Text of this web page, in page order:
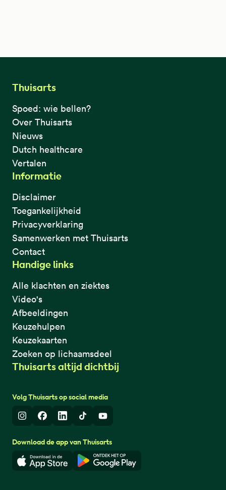
Thuisarts
Spoed: wie bellen?
Over Thuisarts
Nieuws
Dutch healthcare
Vertalen
Informatie
Disclaimer
Toegankelijkheid
Privacyverklaring
Samenwerken met Thuisarts
Contact
Handige links
Alle klachten en ziektes
Video's
Afbeeldingen
Keuzehulpen
Keuzekaarten
Zoeken op lichaamsdeel
Thuisarts altijd dichtbij
Volg Thuisarts op social media
InstagramFacebook
LinkedInTikTokYoutube
Download de app van Thuisarts
Download in de App StoreDownload in de Google Play